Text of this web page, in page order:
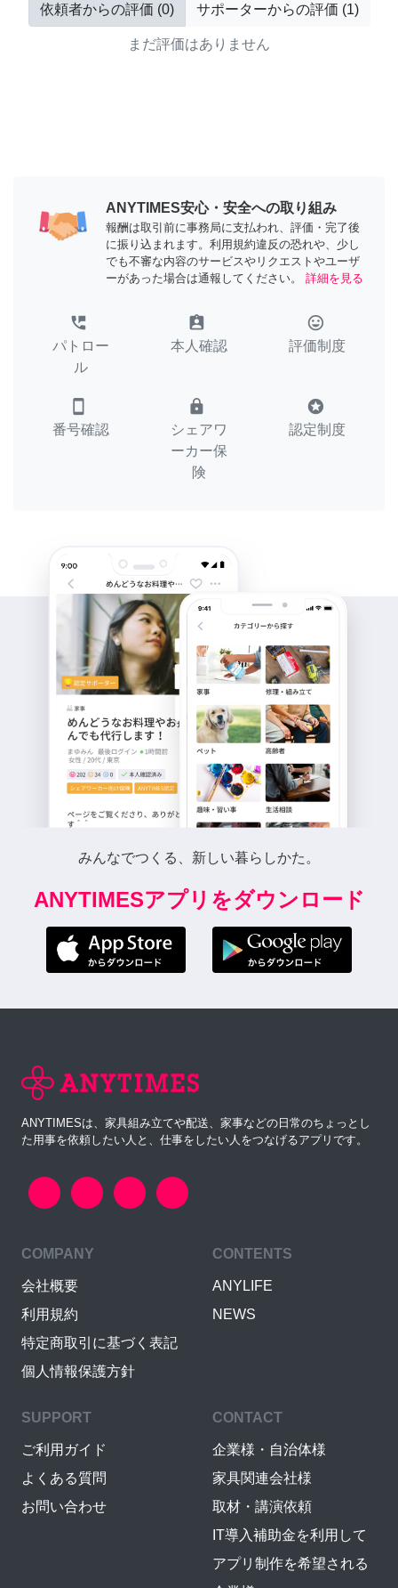
依頼者からの評価 (0) サポーターからの評価 (1)
まだ評価はありません
ANYTIMES安心・安全への取り組み
報酬は取引前に事務局に支払われ、評価・完了後
に振り込まれます。利用規約違反の恐れや、少し
でも不審な内容のサービスやリクエストやユーザ
ーがあった場合は通報してください。
詳細を見る
perm_phone_msg
パトロー
ル
assignment_ind
本人確認
tag_faces
評価制度
smartphone
番号確認
lock
シェアワ
ーカー保
険
stars
認定制度
みんなでつくる、新しい暮らしかた。
ANYTIMESアプリをダウンロード
ANYTIMESは、家具組み立てや配送、家事などの日常のちょっとし
た用事を依頼したい人と、仕事をしたい人をつなげるアプリです。
COMPANY
会社概要
利用規約
特定商取引に基づく表記
個人情報保護方針
CONTENTS
ANYLIFE
NEWS
SUPPORT
ご利用ガイド
よくある質問
お問い合わせ
CONTACT
企業様・自治体様
家具関連会社様
取材・講演依頼
IT導入補助金を利用して
アプリ制作を希望される